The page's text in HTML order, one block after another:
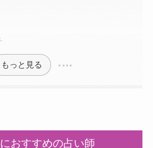
もっと見る
おすすめの占い師